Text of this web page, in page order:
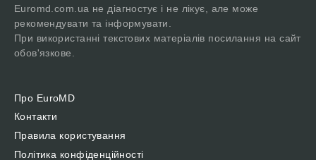
Euromd.com.ua не діагностує і не лікує, але може
рекомендувати та інформувати.
При використанні текстових матеріалів посилання на сайт
обов'язкове.
Про EuroMD
Контакти
Правила користування
Політика конфіденційності